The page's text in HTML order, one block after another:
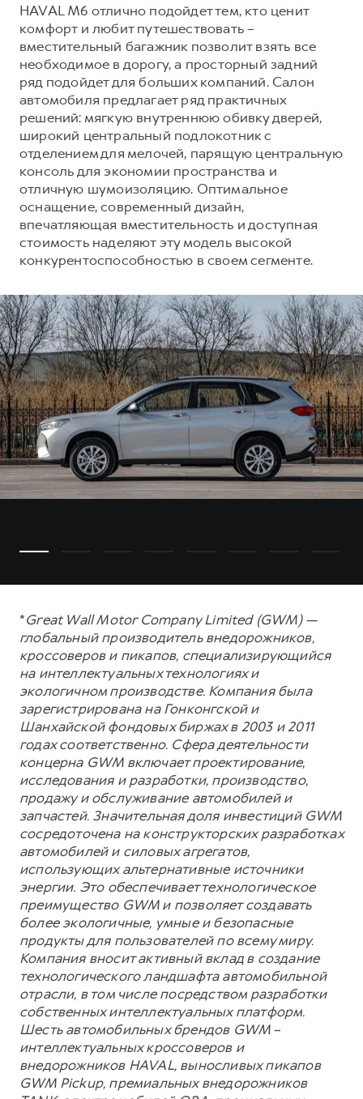
HAVAL M6 отлично подойдет тем, кто ценит
комфорт и любит путешествовать –
вместительный багажник позволит взять все
необходимое в дорогу, а просторный задний
ряд подойдет для больших компаний. Салон
автомобиля предлагает ряд практичных
решений: мягкую внутреннюю обивку дверей,
широкий центральный подлокотник с
отделением для мелочей, парящую центральную
консоль для экономии пространства и
отличную шумоизоляцию. Оптимальное
оснащение, современный дизайн,
впечатляющая вместительность и доступная
стоимость наделяют эту модель высокой
конкурентоспособностью в своем сегменте.
*Great Wall Motor Company Limited (GWM) —
глобальный производитель внедорожников,
кроссоверов и пикапов, специализирующийся
на интеллектуальных технологиях и
экологичном производстве. Компания была
зарегистрирована на Гонконгской и
Шанхайской фондовых биржах в 2003 и 2011
годах соответственно. Сфера деятельности
концерна GWM включает проектирование,
исследования и разработки, производство,
продажу и обслуживание автомобилей и
запчастей. Значительная доля инвестиций GWM
сосредоточена на конструкторских разработках
автомобилей и силовых агрегатов,
использующих альтернативные источники
энергии. Это обеспечивает технологическое
преимущество GWM и позволяет создавать
более экологичные, умные и безопасные
продукты для пользователей по всему миру.
Компания вносит активный вклад в создание
технологического ландшафта автомобильной
отрасли, в том числе посредством разработки
собственных интеллектуальных платформ.
Шесть автомобильных брендов GWM –
интеллектуальных кроссоверов и
внедорожников HAVAL, выносливых пикапов
GWM Pickup, премиальных внедорожников